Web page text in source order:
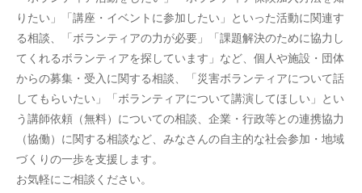
りたい」「講座・イベントに参加したい」といった活動に関連す
る相談、「ボランティアの力が必要」「課題解決のために協力し
てくれるボランティアを探しています」など、個人や施設・団体
からの募集・受入に関する相談、「災害ボランティアについて話
してもらいたい」「ボランティアについて講演してほしい」とい
う講師依頼（無料）についての相談、企業・行政等との連携協力
（協働）に関する相談など、みなさんの自主的な社会参加・地域
づくりの一歩を支援します。
お気軽にご相談ください。